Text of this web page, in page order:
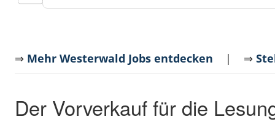
⇒ Mehr Westerwald Jobs entdecken | ⇒
Der Vorverkauf für die